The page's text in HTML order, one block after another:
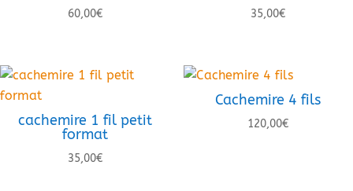
60,00€ 35,00€
cachemire 1 fil petit
format
35,00€
Cachemire 4 fils
120,00€